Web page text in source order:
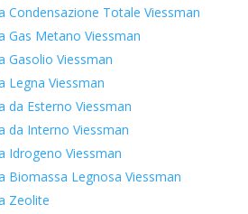
Condensazione Totale Viessman
Gas Metano Viessman
Gasolio Viessman
Legna Viessman
da Esterno Viessman
da Interno Viessman
Idrogeno Viessman
Biomassa Legnosa Viessman
Zeolite